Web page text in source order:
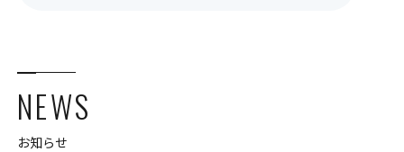
NEWS
お知らせ